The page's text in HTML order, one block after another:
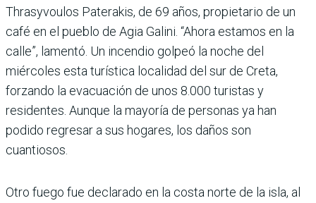
Thrasyvoulos Paterakis, de 69 años, propietario de un
café en el pueblo de Agia Galini. “Ahora estamos en la
calle”, lamentó. Un incendio golpeó la noche del
miércoles esta turística localidad del sur de Creta,
forzando la evacuación de unos 8.000 turistas y
residentes. Aunque la mayoría de personas ya han
podido regresar a sus hogares, los daños son
cuantiosos.
Otro fuego fue declarado en la costa norte de la isla, al